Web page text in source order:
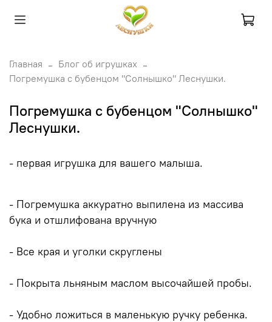
Главная
Блог об игрушках
Погремушка с бубенцом "Солнышко" Леснушки.
Погремушка с бубенцом "Солнышко"
Леснушки.
- первая игрушка для вашего малыша.
- Погремушка аккуратно выпилена из массива
бука и отшлифована вручную
- Все края и уголки скруглены
- Покрыта льняным маслом высочайшей пробы.
- Удобно ложиться в маленькую ручку ребенка.